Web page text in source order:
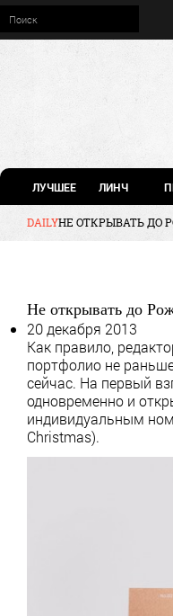
ЛУЧШЕЕ ЛИНЧ
DAILYНЕ ОТКРЫВАТЬ ДО
Не открывать до
20 декабря 2013
Как правило,
портфолио не
сейчас. На первый
одновременно и
индивидуальным
Christmas).